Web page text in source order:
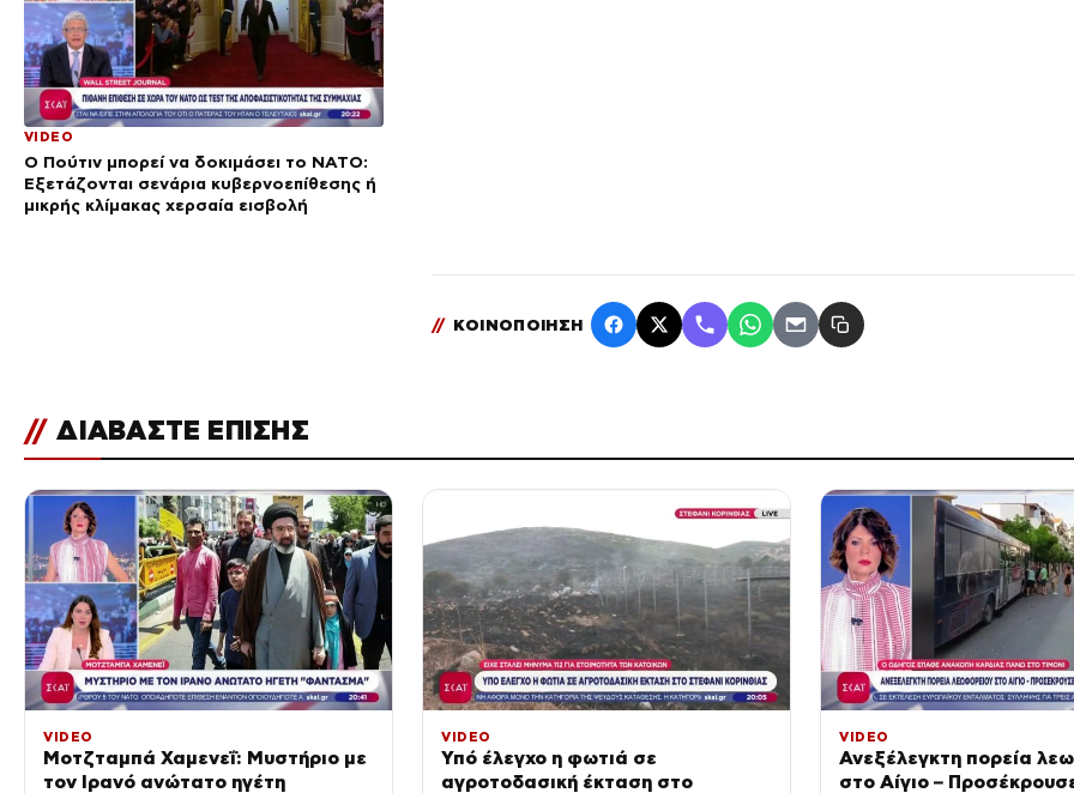
VIDEO
Ο Πούτιν μπορεί να δοκιμάσει το ΝΑΤΟ:
Εξετάζονται σενάρια κυβερνοεπίθεσης ή
μικρής κλίμακας χερσαία εισβολή
// ΚΟΙΝΟΠΟΙΗΣΗ
// ΔΙΑΒΑΣΤΕ ΕΠΙΣΗΣ
VIDEO
Μοτζταμπά Χαμενεΐ: Μυστήριο με
τον Ιρανό ανώτατο ηγέτη
VIDEO
Υπό έλεγχο η φωτιά σε
αγροτοδασική έκταση στο
VIDEO
Ανεξέλεγκτη πορεία
στο Αίγιο –